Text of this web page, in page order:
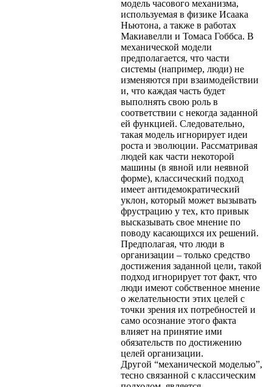
модель часового механизма,
используемая в физике Исаака
Ньютона, а также в работах
Макиавелли и Томаса Гоббса. В
механической модели
предполагается, что части
системы (например, люди) не
изменяются при взаимодействии
и, что каждая часть будет
выполнять свою роль в
соответствии с некогда заданной
ей функцией. Следовательно,
такая модель игнорирует идеи
роста и эволюции. Рассматривая
людей как части некоторой
машины (в явной или неявной
форме), классический подход
имеет антидемократический
уклон, который может вызывать
фрустрацию у тех, кто привык
высказывать свое мнение по
поводу касающихся их решений.
Предполагая, что люди в
организации – только средство
достижения заданной цели, такой
подход игнорирует тот факт, что
люди имеют собственное мнение
о желательности этих целей с
точки зрения их потребностей и
само осознание этого факта
влияет на принятие ими
обязательств по достижению
целей организации.
Другой “механической моделью”,
тесно связанной с классическим